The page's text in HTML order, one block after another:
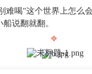
难喝“这个世界上怎么
说翻就翻。
❖